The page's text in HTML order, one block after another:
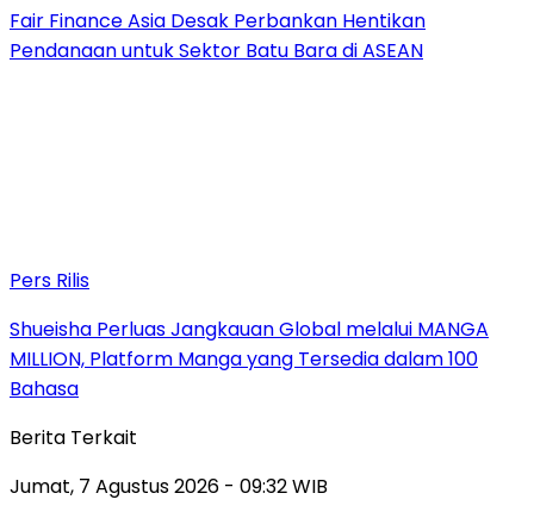
Fair Finance Asia Desak Perbankan Hentikan
Pendanaan untuk Sektor Batu Bara di ASEAN
Pers Rilis
Shueisha Perluas Jangkauan Global melalui MANGA
MILLION, Platform Manga yang Tersedia dalam 100
Bahasa
Berita Terkait
Jumat, 7 Agustus 2026 - 09:32 WIB